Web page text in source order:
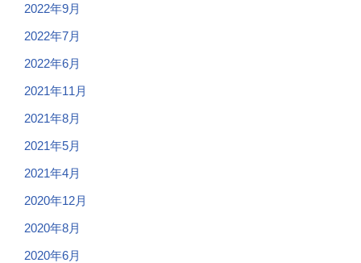
2022年9月
2022年7月
2022年6月
2021年11月
2021年8月
2021年5月
2021年4月
2020年12月
2020年8月
2020年6月